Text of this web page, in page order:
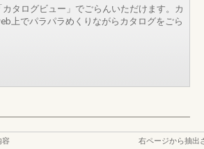
タログビュー」でごらんいただけます。カ
上でパラパラめくりながらカタログをごら
容
右ページから抽出